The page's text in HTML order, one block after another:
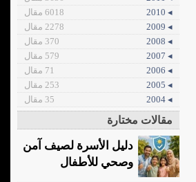
◂ 2010
6018 مقال
◂ 2009
2278 مقال
◂ 2008
370 مقال
◂ 2007
579 مقال
◂ 2006
71 مقال
◂ 2005
253 مقال
◂ 2004
35 مقال
مقالات مختارة
دليل الأسرة لصيف آمن
وصحي للأطفال